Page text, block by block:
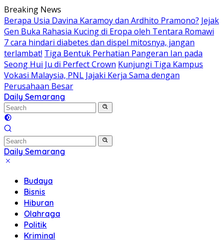
Skip
to
content
Breaking News
Berapa Usia Davina Karamoy dan Ardhito Pramono? Jejak
Gen Buka Rahasia Kucing di Eropa oleh Tentara Romawi
7 cara hindari diabetes dan dispel mitosnya, jangan
terlambat! Tiga Bentuk Perhatian Pangeran Ian pada
Seong Hui Ju di Perfect Crown Kunjungi Tiga Kampus
Vokasi Malaysia, PNL Jajaki Kerja Sama dengan
Perusahaan Besar
Daily Semarang
"Semarang
Hari
Ini:
Informasi
Terkini
untuk
Daily Semarang
"Semarang
Informasi
Terkini
untuk
Anda"
Budaya
Bisnis
Hiburan
Olahraga
Politik
Kriminal